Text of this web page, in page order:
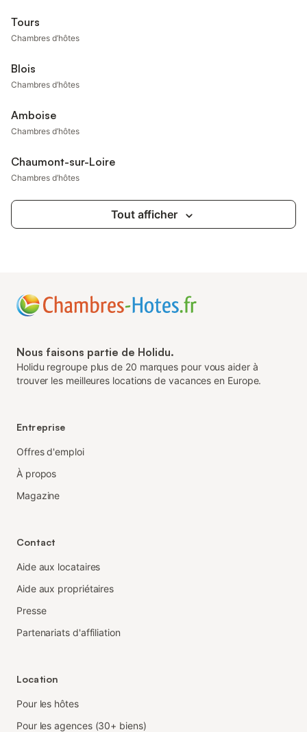
Tours
Chambres d’hôtes
Blois
Chambres d’hôtes
Amboise
Chambres d’hôtes
Chaumont-sur-Loire
Chambres d’hôtes
Tout afficher
Nous faisons partie de Holidu.
Holidu regroupe plus de 20 marques pour vous aider à
trouver les meilleures locations de vacances en Europe.
Entreprise
Offres d'emploi
À propos
Magazine
Contact
Aide aux locataires
Aide aux propriétaires
Presse
Partenariats d'affiliation
Location
Pour les hôtes
Pour les agences (30+ biens)